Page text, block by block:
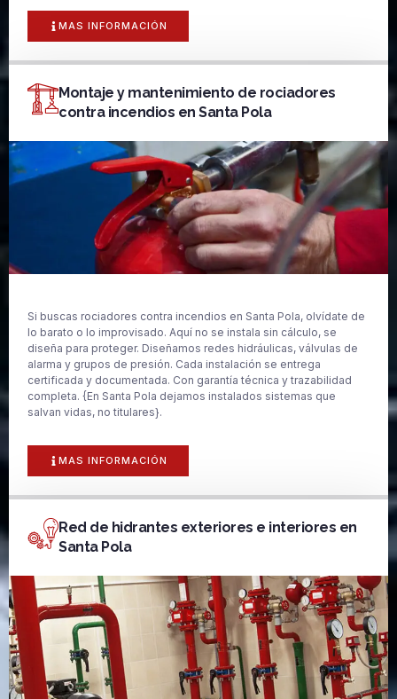
MAS INFORMACIÓN
Montaje y mantenimiento de rociadores
contra incendios en Santa Pola
Si buscas rociadores contra incendios en Santa Pola, olvídate de
lo barato o lo improvisado. Aquí no se instala sin cálculo, se
diseña para proteger. Diseñamos redes hidráulicas, válvulas de
alarma y grupos de presión. Cada instalación se entrega
certificada y documentada. Con garantía técnica y trazabilidad
completa. {En Santa Pola dejamos instalados sistemas que
salvan vidas, no titulares}.
MAS INFORMACIÓN
Red de hidrantes exteriores e interiores en
Santa Pola